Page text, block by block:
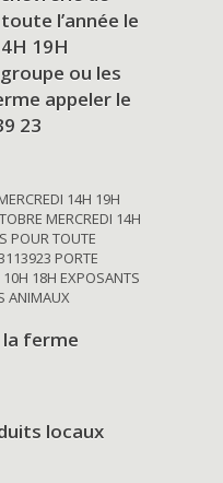
l’année le
19H
ou les
appeler le
23
14H 19H
MERCREDI 14H
POUR TOUTE
PORTE
10H 18H EXPOSANTS
ANIMAUX
la ferme
locaux